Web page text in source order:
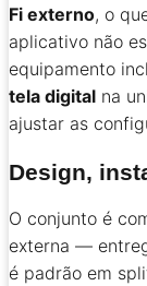
Fi externo, o
aplicativo não
equipamento
tela digital na
ajustar as
Design,
O conjunto é
externa —
é padrão em